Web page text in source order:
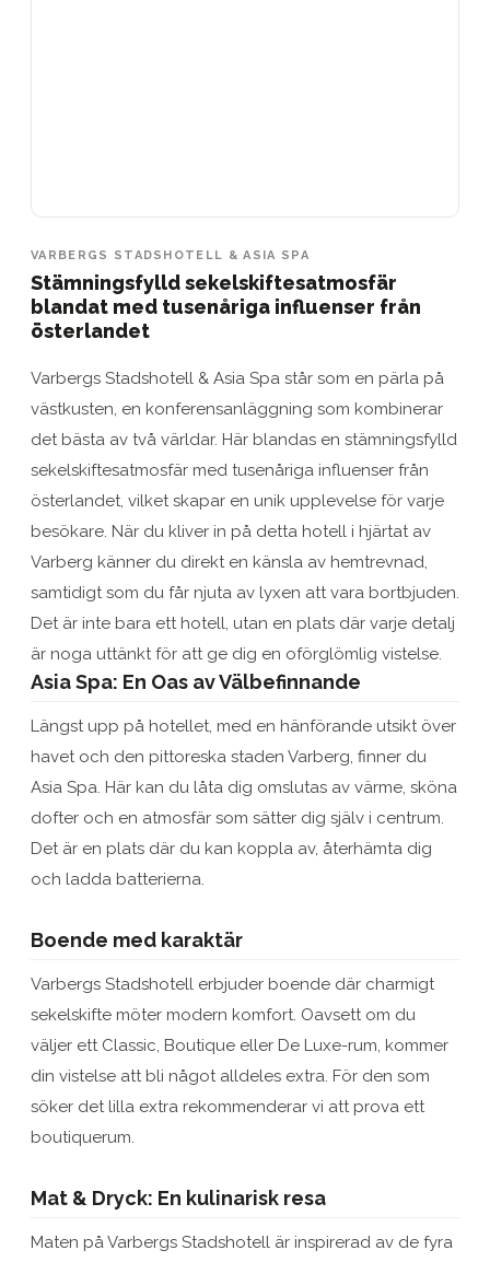
VARBERGS STADSHOTELL & ASIA SPA
Stämningsfylld sekelskiftesatmosfär
blandat med tusenåriga influenser från
österlandet
Varbergs Stadshotell & Asia Spa står som en pärla på
västkusten, en konferensanläggning som kombinerar
det bästa av två världar. Här blandas en stämningsfylld
sekelskiftesatmosfär med tusenåriga influenser från
österlandet, vilket skapar en unik upplevelse för varje
besökare. När du kliver in på detta hotell i hjärtat av
Varberg känner du direkt en känsla av hemtrevnad,
samtidigt som du får njuta av lyxen att vara bortbjuden.
Det är inte bara ett hotell, utan en plats där varje detalj
är noga uttänkt för att ge dig en oförglömlig vistelse.
Asia Spa: En Oas av Välbefinnande
Längst upp på hotellet, med en hänförande utsikt över
havet och den pittoreska staden Varberg, finner du
Asia Spa. Här kan du låta dig omslutas av värme, sköna
dofter och en atmosfär som sätter dig själv i centrum.
Det är en plats där du kan koppla av, återhämta dig
och ladda batterierna.
Boende med karaktär
Varbergs Stadshotell erbjuder boende där charmigt
sekelskifte möter modern komfort. Oavsett om du
väljer ett Classic, Boutique eller De Luxe-rum, kommer
din vistelse att bli något alldeles extra. För den som
söker det lilla extra rekommenderar vi att prova ett
boutiquerum.
Mat & Dryck: En kulinarisk resa
Maten på Varbergs Stadshotell är inspirerad av de fyra